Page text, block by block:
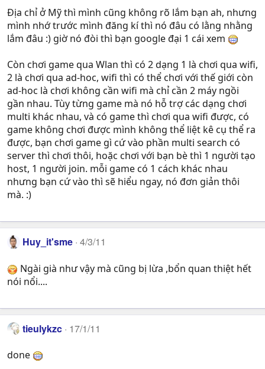
Địa chỉ ở Mỹ thì mình cũng không rõ lắm bạn ah, nhưng
mình nhớ trước mình đăng kí thì nó đâu có lằng nhằng
lắm đâu :) giờ nó đòi thì bạn google đại 1 cái xem
Còn chơi game qua Wlan thì có 2 dạng 1 là chơi qua wifi,
2 là chơi qua ad-hoc, wifi thì có thể chơi với thế giới còn
ad-hoc là chơi không cần wifi mà chỉ cần 2 máy ngồi
gần nhau. Tùy từng game mà nó hỗ trợ các dạng chơi
multi khác nhau, và có game thì chơi qua wifi được, có
game không chơi được mình không thể liệt kê cụ thể ra
được, bạn chơi game gì cứ vào phần multi search có
server thì chơi thôi, hoặc chơi với bạn bè thì 1 người tạo
host, 1 người join. mỗi game có 1 cách khác nhau
nhưng bạn cứ vào thì sẽ hiểu ngay, nó đơn giản thôi
mà. :)
Huy_it'sme 4/3/11
Ngài già như vậy mà cũng bị lừa ,bổn quan thiệt hết
nói nổi....
tieulykzc 17/1/11
done